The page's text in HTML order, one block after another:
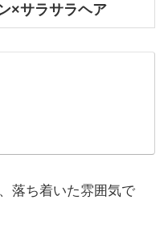
×サラサラヘア
落ち着いた雰囲気で